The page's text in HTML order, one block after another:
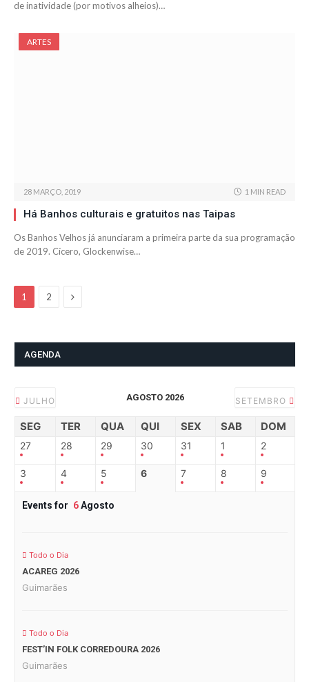
de inatividade (por motivos alheios)…
ARTES
28 MARÇO, 2019 1 MIN READ
Há Banhos culturais e gratuitos nas Taipas
Os Banhos Velhos já anunciaram a primeira parte da sua programação
de 2019. Cícero, Glockenwise…
1 2 Next
AGENDA
JULHO AGOSTO 2026 SETEMBRO
SEG TER QUA QUI SEX SAB DOM
27 28 29 30 31 1 2
3 4 5 6 7 8 9
Events for 6Agosto
Todo o Dia
ACAREG 2026
Guimarães
Todo o Dia
FEST’IN FOLK CORREDOURA 2026
Guimarães